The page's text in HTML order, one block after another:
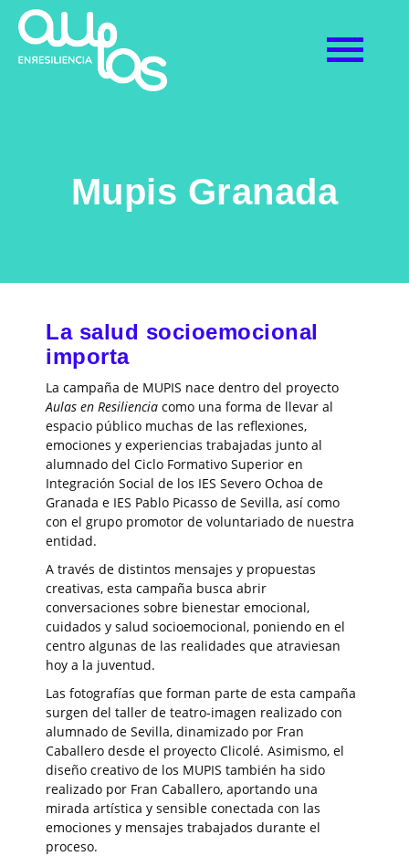
Mupis Granada
La salud socioemocional
importa
La campaña de MUPIS nace dentro del proyecto
Aulas en Resiliencia como una forma de llevar al
espacio público muchas de las reflexiones,
emociones y experiencias trabajadas junto al
alumnado del Ciclo Formativo Superior en
Integración Social de los IES Severo Ochoa de
Granada e IES Pablo Picasso de Sevilla, así como
con el grupo promotor de voluntariado de nuestra
entidad.
A través de distintos mensajes y propuestas
creativas, esta campaña busca abrir
conversaciones sobre bienestar emocional,
cuidados y salud socioemocional, poniendo en el
centro algunas de las realidades que atraviesan
hoy a la juventud.
Las fotografías que forman parte de esta campaña
surgen del taller de teatro-imagen realizado con
alumnado de Sevilla, dinamizado por Fran
Caballero desde el proyecto Clicolé. Asimismo, el
diseño creativo de los MUPIS también ha sido
realizado por Fran Caballero, aportando una
mirada artística y sensible conectada con las
emociones y mensajes trabajados durante el
proceso.